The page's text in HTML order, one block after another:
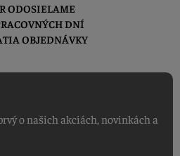
ODOSIELAME
DNÍ
OBJEDNÁVKY
o našich akciách, novinkách a